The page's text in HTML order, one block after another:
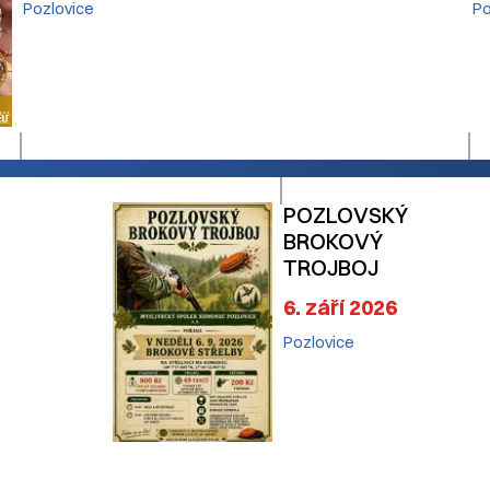
Pozlovice
POZLOVSKÝ
BROKOVÝ
TROJBOJ
6. září 2026
Pozlovice